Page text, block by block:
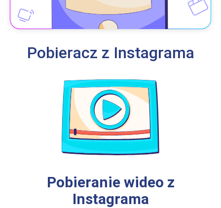
Pobieracz z Instagrama
Pobieranie wideo z
Instagrama